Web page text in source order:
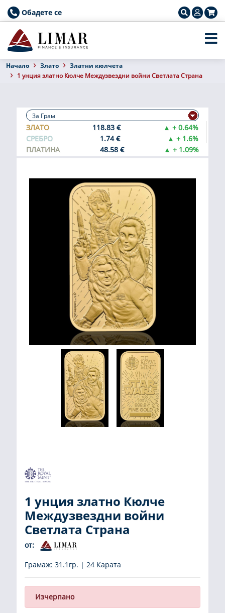
Обадете се
Началo Злато
Златни кюлчета
1 унция златно Кюлче Междузвездни войни Светлата Страна
ЗЛАТО 118.83 €
▲ + 0.64%
СРЕБРО
1.74 €
▲ + 1.6%
ПЛАТИНА
48.58 € ▲ + 1.09%
1 унция златно Кюлче
Междузвездни войни
Светлата Страна
от:
Грамаж: 31.1гр. | 24 Карата
Изчерпано